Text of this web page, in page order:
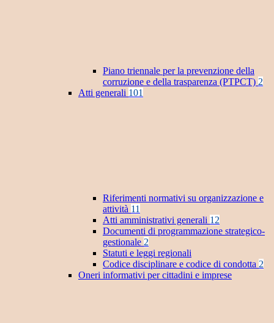
Piano triennale per la prevenzione della
corruzione e della trasparenza (PTPCT) 2
Atti generali 101
Riferimenti normativi su organizzazione e
attività 11
Atti amministrativi generali 12
Documenti di programmazione strategico-
gestionale 2
Statuti e leggi regionali
Codice disciplinare e codice di condotta 2
Oneri informativi per cittadini e imprese